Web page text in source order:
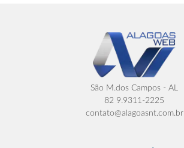
São M.dos Campos - AL
82 9.9311-2225
contato@alagoasnt.com.br